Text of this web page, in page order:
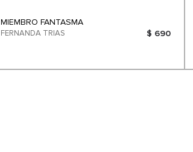
MIEMBRO FANTASMA
FERNANDA TRIAS $ 690